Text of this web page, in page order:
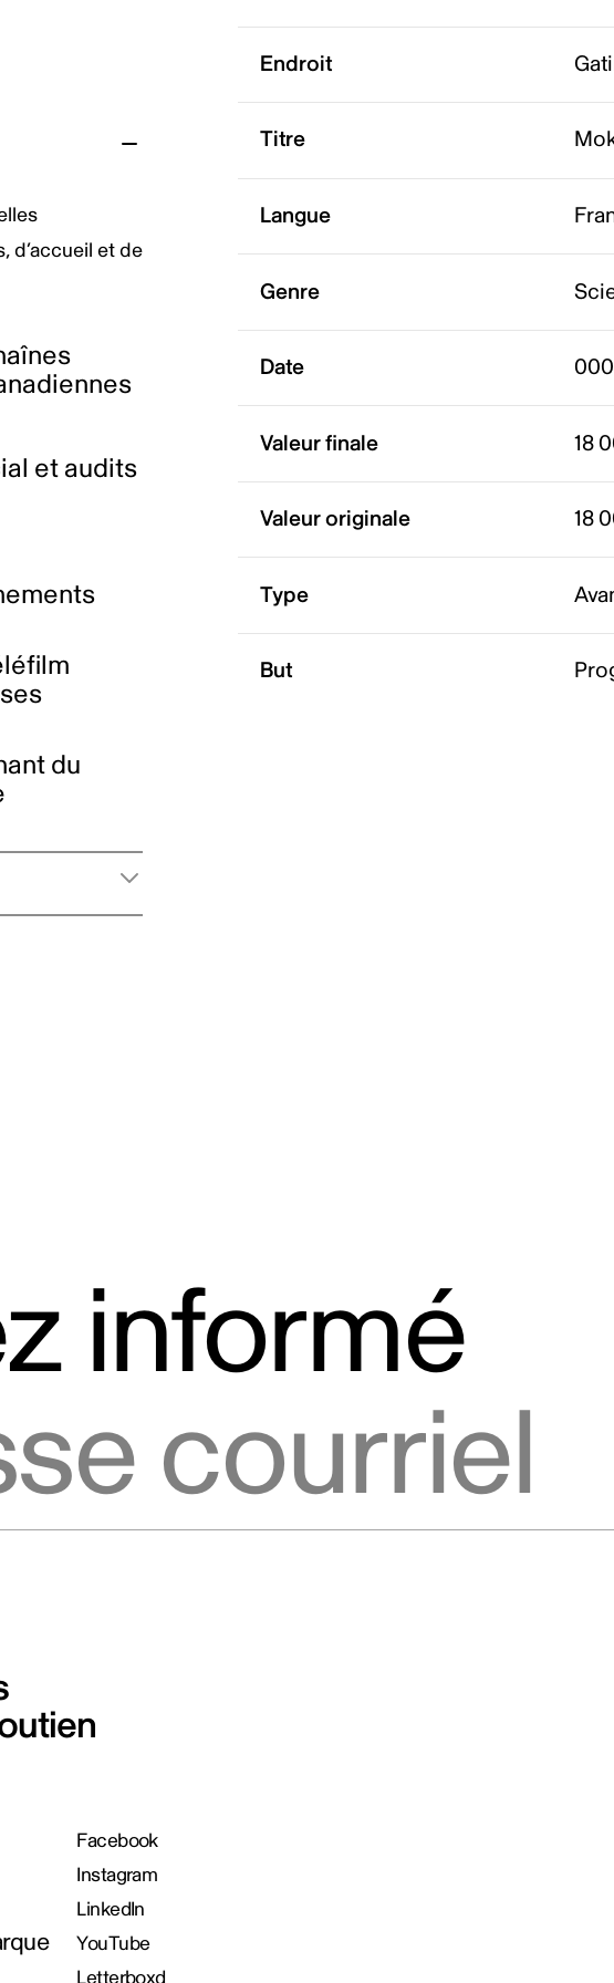
d’accueil et de
et audits
du
Endroit
Titre
Langue
Genre
Date
Valeur finale 18
Valeur originale 18
Type
But
informé
Facebook
Instagram
LinkedIn
YouTube
Letterboxd